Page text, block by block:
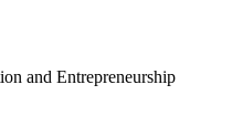
and Entrepreneurship